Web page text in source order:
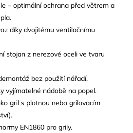
– optimální ochrana před větrem a
díky dvojitému ventilačnímu
stojan z nerezové oceli ve tvaru
bez použití nářadí.
vyjímatelné nádobě na popel.
gril s plotnou nebo grilovacím
EN1860 pro grily.